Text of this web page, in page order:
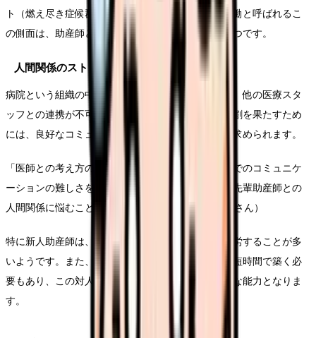
ト（燃え尽き症候群）のリスクを高めます。感情労働と呼ばれるこ
の側面は、助産師という職業の見えない難しさの一つです。
人間関係のストレス
病院という組織の中で働く助産師は、医師や看護師、他の医療スタ
ッフとの連携が不可欠です。チーム医療の中での役割を果たすため
には、良好なコミュニケーションと関係性の構築が求められます。
「医師との考え方の違いや、時にある上下関係の中でのコミュニケ
ーションの難しさを感じることがあります。また、先輩助産師との
人間関係に悩むこともあります」（助産師歴2年・Eさん）
特に新人助産師は、先輩や上司との関係性構築に苦労することが多
いようです。また、産婦やその家族との信頼関係を短時間で築く必
要もあり、この対人関係のスキルも助産師には重要な能力となりま
す。